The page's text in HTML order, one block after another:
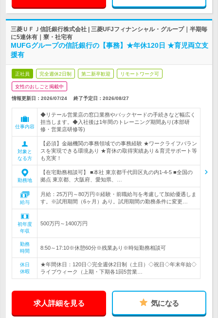
三菱ＵＦＪ信託銀行株式会社 | 三菱UFJフィナンシャル・グループ｜半期毎
に5連休有｜寮・社宅有
MUFGグループの信託銀行の【事務】★年休120日 ★育児両立支
援有
正社員 完全週休2日制 第二新卒歓迎 リモートワーク可
女性のおしごと掲載中
情報更新日：2026/07/24 終了予定日： 2026/08/27
仕事内容
◆リテール営業店の窓口業務やバックヤードの手続きなど幅広く
担当します。◆入社後は1年間のトレーニング期間あり(本部研
修・営業店研修等)
対象と
なる方
【必須】金融機関の事務領域での事務経験 ★ワークライフバラン
スを実現できる環境あり ★育休の取得実績あり＆育児サポート等
も充実！
勤務地
【在宅勤務相談可】 ■本社 東京都千代田区丸の内1-4-5 ■全国の
拠点 東京都、大阪府、愛知県、…
給与
月給：25万円～80万円※経験・前職給与を考慮して加給優遇しま
す。※試用期間（6ヶ月）あり。試用期間の勤務条件に変更…
初年度
年収
500万円～1400万円
勤務
時間
8:50～17:10※休憩60分※残業あり※時短勤務相談可
休日
休暇
★年間休日：120日◇完全週休2日制（土日）◇祝日◇年末年始◇
ライブウィーク（上期・下期各1回5営業…
求人詳細を見る 気になる